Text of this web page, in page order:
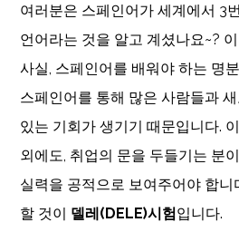
여러분은 스페인어가 세계에서 3
언어라는 것을 알고 계셨나요~?
사실 스페인어를 배워야 하는 명
스페인어를 통해 많은 사람들과
있는 기회가 생기기 때문입니다.
외에도 취업의 문을 두들기는 분
실력을 공적으로 보여주어야 합니
할 것이 델레(DELE)시험입니다.